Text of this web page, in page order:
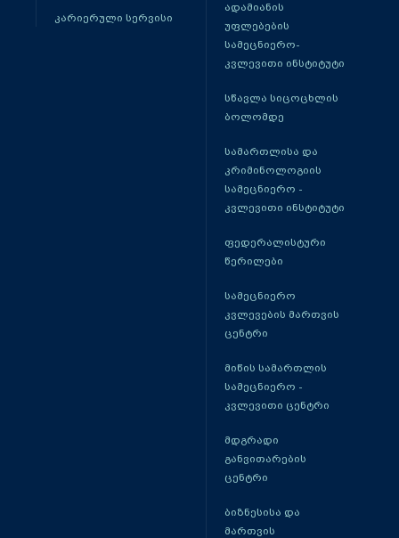
კარიერული სერვისი
ადამიანის
უფლებების
სამეცნიერო-
კვლევითი ინსტიტუტი
სწავლა სიცოცხლის
ბოლომდე
სამართლისა და
კრიმინოლოგიის
სამეცნიერო -
კვლევითი ინსტიტუტი
ფედერალისტური
წერილები
სამეცნიერო
კვლევების მართვის
ცენტრი
მიწის სამართლის
სამეცნიერო -
კვლევითი ცენტრი
მდგრადი
განვითარების
ცენტრი
ბიზნესისა და
მართვის